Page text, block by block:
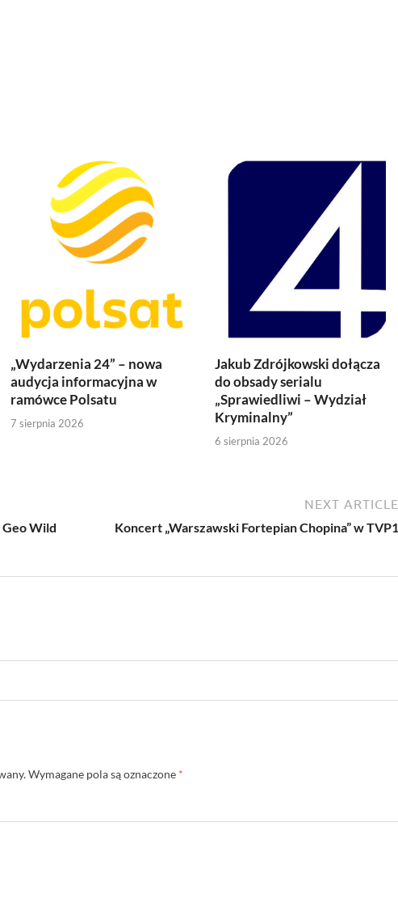
„Wydarzenia 24” – nowa
audycja informacyjna w
ramówce Polsatu
7 sierpnia 2026
Jakub Zdrójkowski dołącza
do obsady serialu
„Sprawiedliwi – Wydział
Kryminalny”
6 sierpnia 2026
Geo Wild
NEXT ARTICLE
Koncert „Warszawski Fortepian Chopina” w TVP1
Wymagane pola są oznaczone *